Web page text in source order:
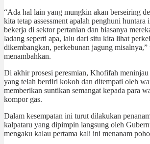
“Ada hal lain yang mungkin akan berseiring
kita tetap assessment apalah penghuni
bekerja di sektor pertanian dan biasanya
ladang seperti apa, lalu dari situ kita lihat
dikembangkan, perkebunan jagung
menambahkan.
Di akhir prosesi peresmian, Khofifah
yang telah berdiri kokoh dan ditempati oleh
memberikan suntikan semangat kepada para
kompor gas.
Dalam kesempatan ini turut dilakukan
kalpataru yang dipimpin langsung oleh
mengaku kalau pertama kali ini menanam